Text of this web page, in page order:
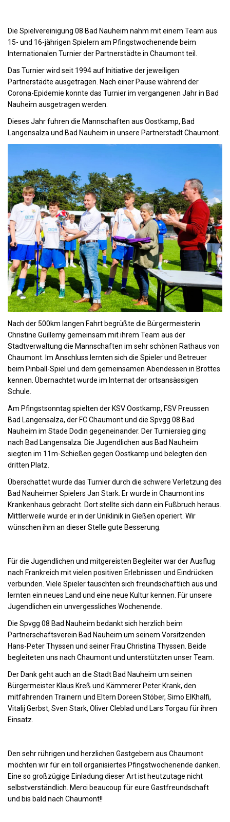
Die Spielvereinigung 08 Bad Nauheim nahm mit einem Team aus
15- und 16-jährigen Spielern am Pfingstwochenende beim
Internationalen Turnier der Partnerstädte in Chaumont teil.
Das Turnier wird seit 1994 auf Initiative der jeweiligen
Partnerstädte ausgetragen. Nach einer Pause während der
Corona-Epidemie konnte das Turnier im vergangenen Jahr in Bad
Nauheim ausgetragen werden.
Dieses Jahr fuhren die Mannschaften aus Oostkamp, Bad
Langensalza und Bad Nauheim in unsere Partnerstadt Chaumont.
Nach der 500km langen Fahrt begrüßte die Bürgermeisterin
Christine Guillemy gemeinsam mit ihrem Team aus der
Stadtverwaltung die Mannschaften im sehr schönen Rathaus von
Chaumont. Im Anschluss lernten sich die Spieler und Betreuer
beim Pinball-Spiel und dem gemeinsamen Abendessen in Brottes
kennen. Übernachtet wurde im Internat der ortsansässigen
Schule.
Am Pfingstsonntag spielten der KSV Oostkamp, FSV Preussen
Bad Langensalza, der FC Chaumont und die Spvgg 08 Bad
Nauheim im Stade Dodin gegeneinander. Der Turniersieg ging
nach Bad Langensalza. Die Jugendlichen aus Bad Nauheim
siegten im 11m-Schießen gegen Oostkamp und belegten den
dritten Platz.
Überschattet wurde das Turnier durch die schwere Verletzung des
Bad Nauheimer Spielers Jan Stark. Er wurde in Chaumont ins
Krankenhaus gebracht. Dort stellte sich dann ein Fußbruch heraus.
Mittlerweile wurde er in der Uniklinik in Gießen operiert. Wir
wünschen ihm an dieser Stelle gute Besserung.
Für die Jugendlichen und mitgereisten Begleiter war der Ausflug
nach Frankreich mit vielen positiven Erlebnissen und Eindrücken
verbunden. Viele Spieler tauschten sich freundschaftlich aus und
lernten ein neues Land und eine neue Kultur kennen. Für unsere
Jugendlichen ein unvergessliches Wochenende.
Die Spvgg 08 Bad Nauheim bedankt sich herzlich beim
Partnerschaftsverein Bad Nauheim um seinem Vorsitzenden
Hans-Peter Thyssen und seiner Frau Christina Thyssen. Beide
begleiteten uns nach Chaumont und unterstützten unser Team.
Der Dank geht auch an die Stadt Bad Nauheim um seinen
Bürgermeister Klaus Kreß und Kämmerer Peter Krank, den
mitfahrenden Trainern und Eltern Doreen Stöber, Simo ElKhalfi,
Vitalij Gerbst, Sven Stark, Oliver Cleblad und Lars Torgau für ihren
Einsatz.
Den sehr rührigen und herzlichen Gastgebern aus Chaumont
möchten wir für ein toll organisiertes Pfingstwochenende danken.
Eine so großzügige Einladung dieser Art ist heutzutage nicht
selbstverständlich. Merci beaucoup für eure Gastfreundschaft
und bis bald nach Chaumont!!